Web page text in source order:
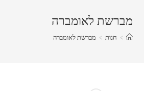
מברשת לאומברה
> חנות > מברשת לאומברה